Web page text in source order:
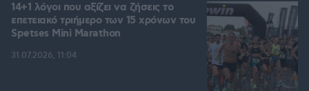
14+1 λόγοι που αξίζει να ζήσεις το
επετειακό τριήμερο των 15 χρόνων του
Spetses Mini Marathon
31.07.2026, 11:04